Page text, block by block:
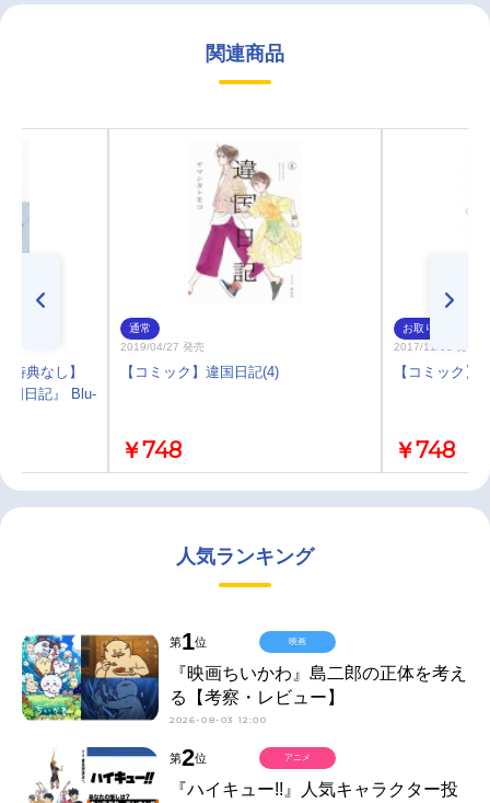
関連商品
特典なし】
国日記』 Blu-
通常
2019/04/27 発売
【コミック】違国日記(4)
￥748
お取り寄せ
2017/11/08 発売
【コミック】
￥748
人気ランキング
第1位
『映画ちいかわ』島二郎の正体を考え
る【考察・レビュー】
2026-08-03 12:00
映画
第2位
『ハイキュー!!』人気キャラクター投
アニメ